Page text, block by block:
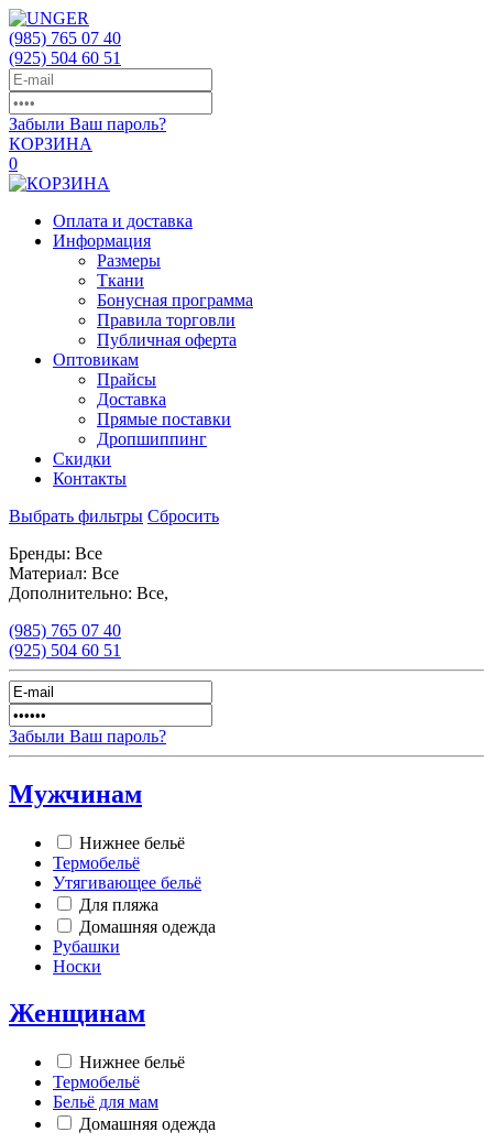
(985) 765 07 40
(925) 504 60 51
Забыли Ваш пароль?
КОРЗИНА
0
Оплата и доставка
Информация
Размеры
Ткани
Бонусная программа
Правила торговли
Публичная оферта
Оптовикам
Прайсы
Доставка
Прямые поставки
Дропшиппинг
Скидки
Контакты
Выбрать фильтры Сбросить
Бренды: Все
Материал: Все
Дополнительно: Все,
(985) 765 07 40
(925) 504 60 51
Забыли Ваш пароль?
Мужчинам
Нижнее бельё
Термобельё
Утягивающее бельё
Для пляжа
Домашняя одежда
Рубашки
Носки
Женщинам
Нижнее бельё
Термобельё
Бельё для мам
Домашняя одежда